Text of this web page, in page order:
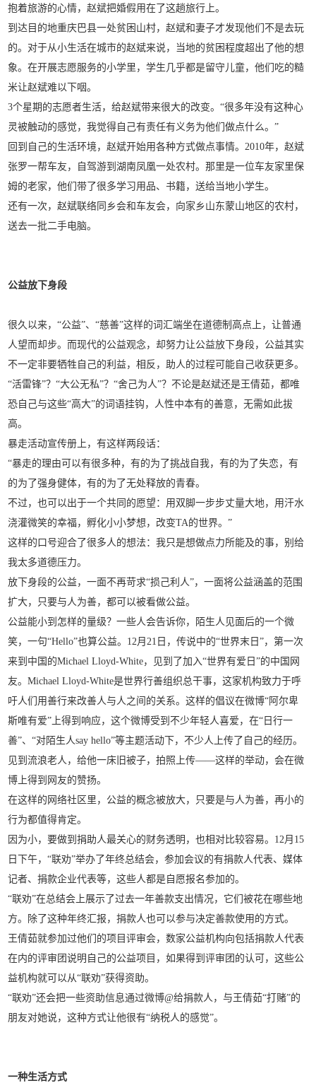
抱着旅游的心情，赵斌把婚假用在了这趟旅行上。
到达目的地重庆巴县一处贫困山村，赵斌和妻子才发现他们不是去玩
的。对于从小生活在城市的赵斌来说，当地的贫困程度超出了他的想
象。在开展志愿服务的小学里，学生几乎都是留守儿童，他们吃的糙
米让赵斌难以下咽。
3个星期的志愿者生活，给赵斌带来很大的改变。“很多年没有这种心
灵被触动的感觉，我觉得自己有责任有义务为他们做点什么。”
回到自己的生活环境，赵斌开始用各种方式做点事情。2010年，赵斌
张罗一帮车友，自驾游到湖南凤凰一处农村。那里是一位车友家里保
姆的老家，他们带了很多学习用品、书籍，送给当地小学生。
还有一次，赵斌联络同乡会和车友会，向家乡山东蒙山地区的农村，
送去一批二手电脑。
公益放下身段
很久以来，“公益”、“慈善”这样的词汇端坐在道德制高点上，让普通
人望而却步。而现代的公益观念，却努力让公益放下身段，公益其实
不一定非要牺牲自己的利益，相反，助人的过程可能自己收获更多。
“活雷锋”？“大公无私”？“舍己为人”？不论是赵斌还是王倩茹，都唯
恐自己与这些“高大”的词语挂钩，人性中本有的善意，无需如此拔
高。
暴走活动宣传册上，有这样两段话：
“暴走的理由可以有很多种，有的为了挑战自我，有的为了失恋，有
的为了强身健体，有的为了无处释放的青春。
不过，也可以出于一个共同的愿望：用双脚一步步丈量大地，用汗水
浇灌微笑的幸福，孵化小小梦想，改变TA的世界。”
这样的口号迎合了很多人的想法：我只是想做点力所能及的事，别给
我太多道德压力。
放下身段的公益，一面不再苛求“损己利人”，一面将公益涵盖的范围
扩大，只要与人为善，都可以被看做公益。
公益能小到怎样的量级？一些人会告诉你，陌生人见面后的一个微
笑，一句“Hello”也算公益。12月21日，传说中的“世界末日”，第一次
来到中国的Michael Lloyd-White，见到了加入“世界有爱日”的中国网
友。Michael Lloyd-White是世界行善组织总干事，这家机构致力于呼
吁人们用善行来改善人与人之间的关系。这样的倡议在微博“阿尔卑
斯唯有爱”上得到响应，这个微博受到不少年轻人喜爱，在“日行一
善”、“对陌生人say hello”等主题活动下，不少人上传了自己的经历。
见到流浪老人，给他一床旧被子，拍照上传——这样的举动，会在微
博上得到网友的赞扬。
在这样的网络社区里，公益的概念被放大，只要是与人为善，再小的
行为都值得肯定。
因为小，要做到捐助人最关心的财务透明，也相对比较容易。12月15
日下午，“联劝”举办了年终总结会，参加会议的有捐款人代表、媒体
记者、捐款企业代表等，这些人都是自愿报名参加的。
“联劝”在总结会上展示了过去一年善款支出情况，它们被花在哪些地
方。除了这种年终汇报，捐款人也可以参与决定善款使用的方式。
王倩茹就参加过他们的项目评审会，数家公益机构向包括捐款人代表
在内的评审团说明自己的公益项目，如果得到评审团的认可，这些公
益机构就可以从“联劝”获得资助。
“联劝”还会把一些资助信息通过微博@给捐款人，与王倩茹“打赌”的
朋友对她说，这种方式让他很有“纳税人的感觉”。
一种生活方式